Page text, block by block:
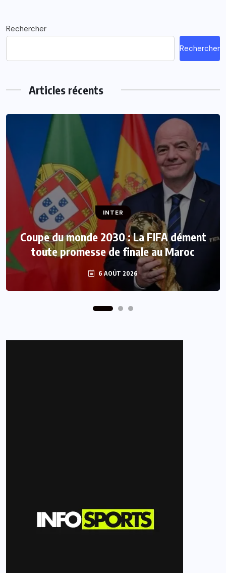
Rechercher
Rechercher
Articles récents
INTER
Coupe du monde 2030 : La FIFA dément
toute promesse de finale au Maroc
6 AOÛT 2026
INTER
CAN féminine 2026 : Le Maroc défie
l’Afrique du Sud pour une place dans le
dernier carré
6 AOÛT 2026